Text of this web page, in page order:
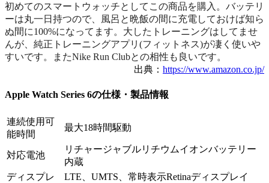
初めてのスマートウォッチとしてこの商品を購入。バッテリ
ーは丸一日持つので、風呂と晩飯の間に充電しておけば知ら
ぬ間に100%になってます。大したトレーニングはしてませ
んが、純正トレーニングアプリ(フィットネス)が凄く使いや
すいです。またNike Run Clubとの相性も良いです。
出典： https://www.amazon.co.jp/
Apple Watch Series 6の仕様・製品情報
連続使用可
能時間
最大18時間駆動
対応電池
リチャージャブルリチウムイオンバッテリー
内蔵
ディスプレ
LTE、UMTS、常時表示Retinaディスプレイ